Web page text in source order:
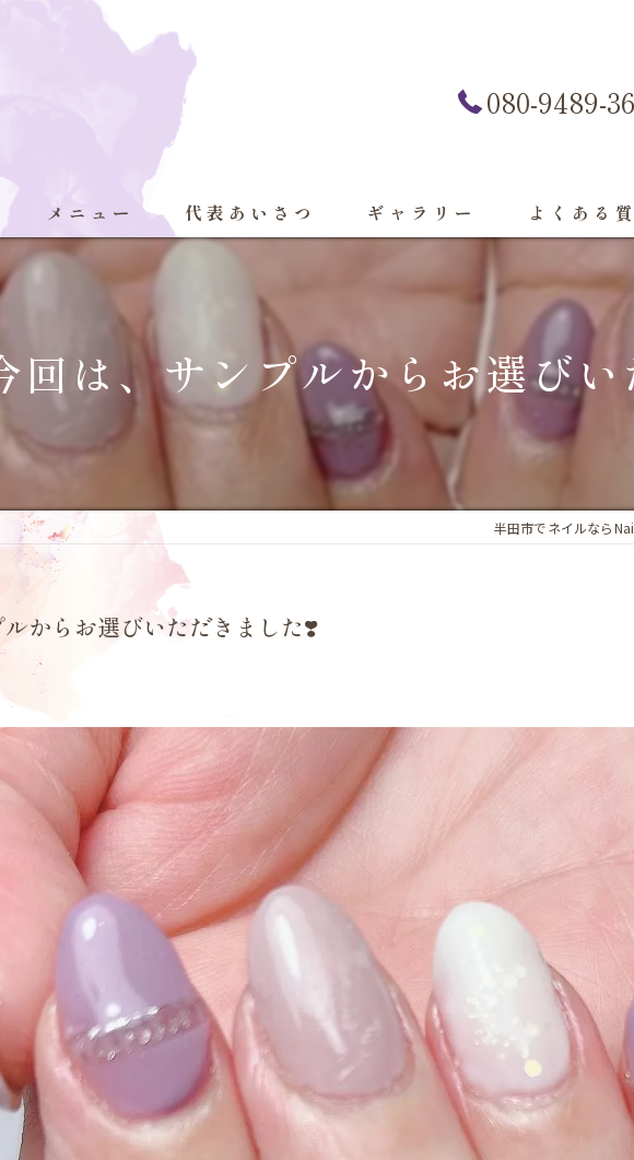
080-9489-
メニュー 代表あいさつ ギャラリー よくある
回は、サンプルからお選び
半田市でネイルなら
からお選びいただきました❣️